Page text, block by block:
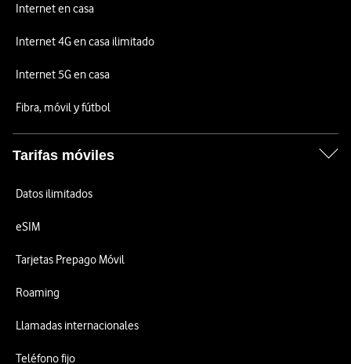
Internet en casa
Internet 4G en casa ilimitado
Internet 5G en casa
Fibra, móvil y fútbol
Tarifas móviles
Datos ilimitados
eSIM
Tarjetas Prepago Móvil
Roaming
Llamadas internacionales
Teléfono fijo